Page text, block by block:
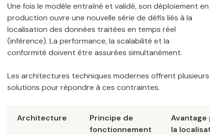
Une fois le modèle entraîné et validé, son déploiement en
production ouvre une nouvelle série de défis liés à la
localisation des données traitées en temps réel
(inférence). La performance, la scalabilité et la
conformité doivent être assurées simultanément.
Les architectures techniques modernes offrent plusieurs
solutions pour répondre à ces contraintes.
Architecture
Principe de
fonctionnement
Avantage
la